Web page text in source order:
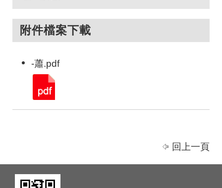
附件檔案下載
-蕭.pdf
回上一頁